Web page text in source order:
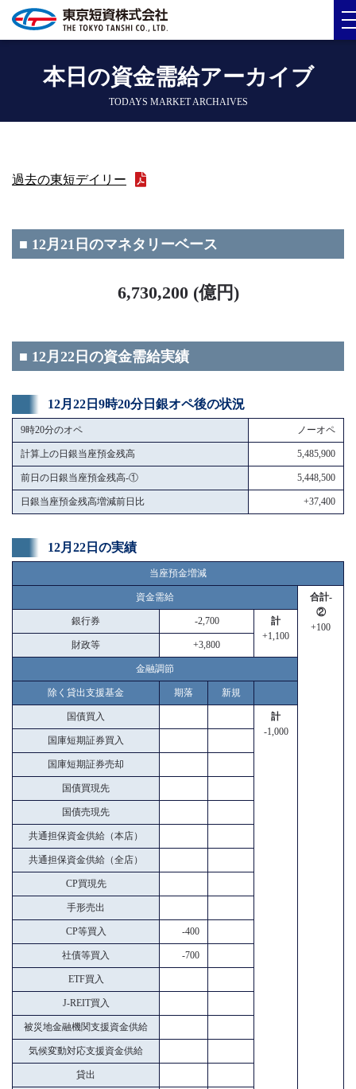
本日の資金需給アーカイブ
TODAYS MARKET ARCHAIVES
過去の東短デイリー
■ 12月21日のマネタリーベース
6,730,200 (億円)
■ 12月22日の資金需給実績
12月22日9時20分日銀オペ後の状況
9時20分のオペ ノーオペ
計算上の日銀当座預金残高 5,485,900
前日の日銀当座預金残高-① 5,448,500
日銀当座預金残高増減前日比 +37,400
12月22日の実績
当座預金増減
資金需給
合計-
②
+100
銀行券 -2,700
計
+1,100
財政等 +3,800
金融調節
除く貸出支援基金 期落 新規
国債買入
計
-1,000
国庫短期証券買入
国庫短期証券売却
国債買現先
国債売現先
共通担保資金供給（本店）
共通担保資金供給（全店）
CP買現先
手形売出
CP等買入 -400
社債等買入 -700
ETF買入
J-REIT買入
被災地金融機関支援資金供給
気候変動対応支援資金供給
貸出